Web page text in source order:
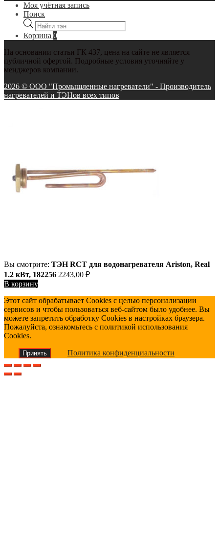
Моя учётная запись
Поиск
Поиск
товаров
Корзина 0
На основании статьи ГК 437, цена на сайте не является
публичной офертой. Подробные условия уточняйте у
менджеров компании.
2026 © ООО "Промышленные нагреватели" - Производитель
нагревателей и ТЭНов всех типов
Вы смотрите: ТЭН RCT для водонагревателя Ariston, Real
1.2 кВт, 182256 2243,00 ₽
В корзину
Этот сайт обрабатывает Cookies с целью персонализации
сервисов и чтобы пользоваться веб-сайтом было удобнее. Вы
можете запретить обработку Cookies в настройках браузера.
Пожалуйста, ознакомьтесь с политикой использования
Cookies.
Принять Политика конфиденциальности